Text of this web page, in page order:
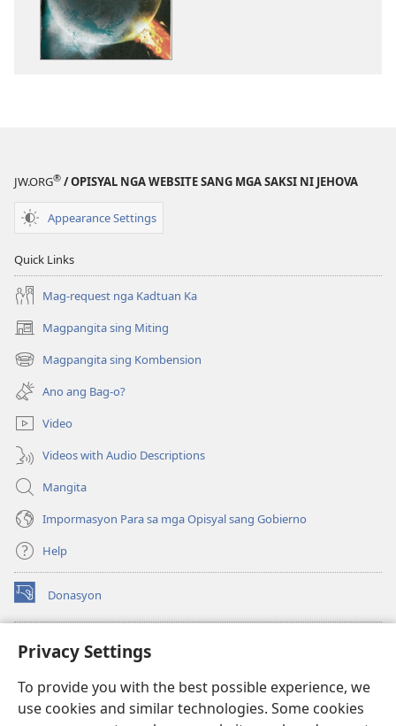
Privacy Settings
To provide you with the best possible experience, we
use cookies and similar technologies. Some cookies
JW.ORG® / OPISYAL NGA WEBSITE SANG MGA SAKSI NI JEHOVA
Appearance Settings
Quick Links
Mag-request nga Kadtuan Ka
Magpangita sing Miting
(opens
new
window)
Magpangita sing Kombension
(opens
new
window)
Ano ang Bag-o?
Video
Videos with Audio Descriptions
Mangita
Impormasyon Para sa mga Opisyal sang Gobierno
Help
Donasyon
(opens
new
Watchtower ONLINE LIBRARY™
(opens
window)JW Hub
(opens
new